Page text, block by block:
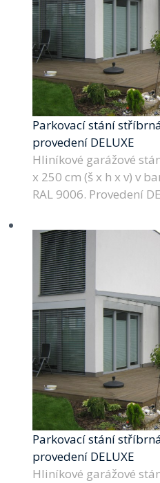
Parkovací stání
provedení DELUXE
Hliníkové garážové
x 250 cm (š x h x v) v
RAL 9006. Provedení
Parkovací stání
provedení DELUXE
Hliníkové garážové